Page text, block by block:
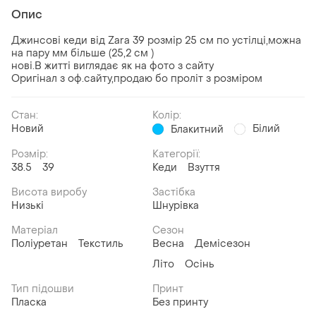
Опис
Джинсові кеди від Zara 39 розмір 25 см по устілці,можна
на пару мм більше (25,2 см )
нові.В житті виглядає як на фото з сайту
Оригінал з оф.сайту,продаю бо проліт з розміром
Стан:
Новий
Колір:
Блакитний
Білий
Розмір:
38.5
39
Категорії:
Кеди
Взуття
Висота виробу
Низькі
Застібка
Шнурівка
Матеріал
Поліуретан
Текстиль
Сезон
Весна
Демісезон
Літо
Осінь
Тип підошви
Пласка
Принт
Без принту